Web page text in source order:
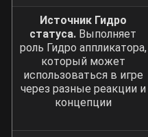
Источник Гидро
статуса. Выполняет
роль Гидро аппликатора,
который может
использоваться в игре
через разные реакции и
концепции